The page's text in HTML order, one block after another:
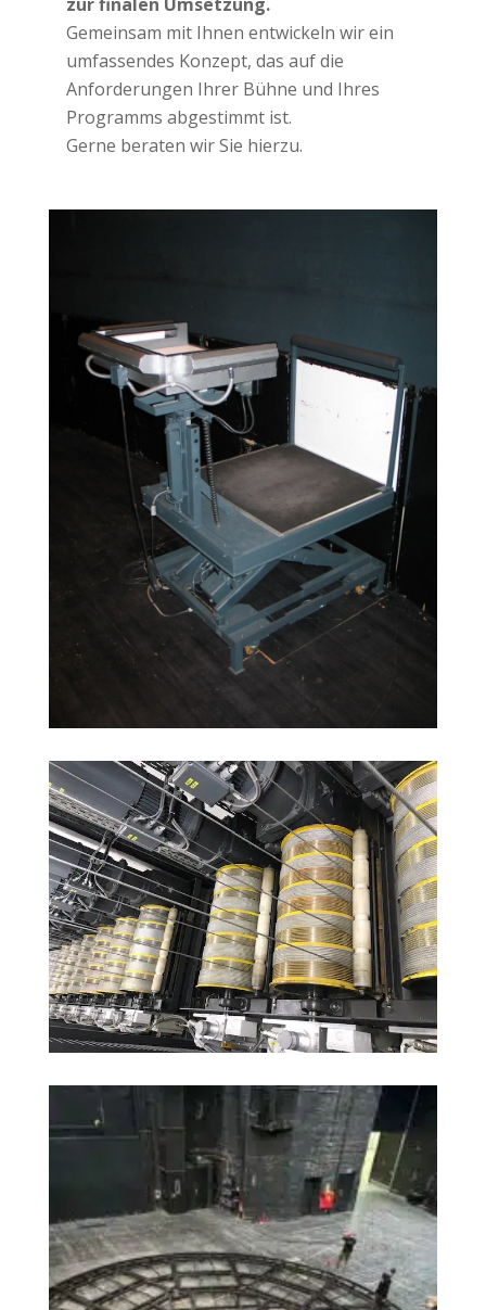
Gemeinsam mit Ihnen entwickeln wir ein
umfassendes Konzept, das auf die
Anforderungen Ihrer Bühne und Ihres
Programms abgestimmt ist.
Gerne beraten wir Sie hierzu.